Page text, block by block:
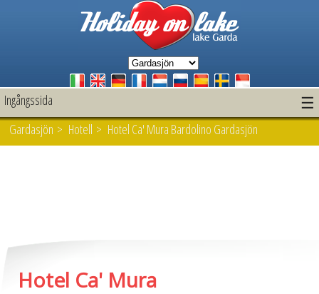
Ingångssida ☰
Gardasjön > Hotell > Hotel Ca' Mura Bardolino Gardasjön
Hotel Ca' Mura